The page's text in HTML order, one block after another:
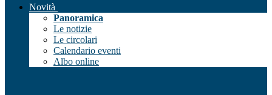
Novità
Panoramica
Le notizie
Le circolari
Calendario eventi
Albo online